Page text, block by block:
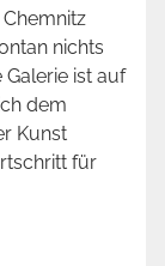
Chemnitz
nichts
ist auf
dem
Kunst
für